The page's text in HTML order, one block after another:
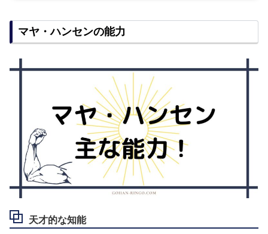
マヤ・ハンセンの能力
天才的な知能